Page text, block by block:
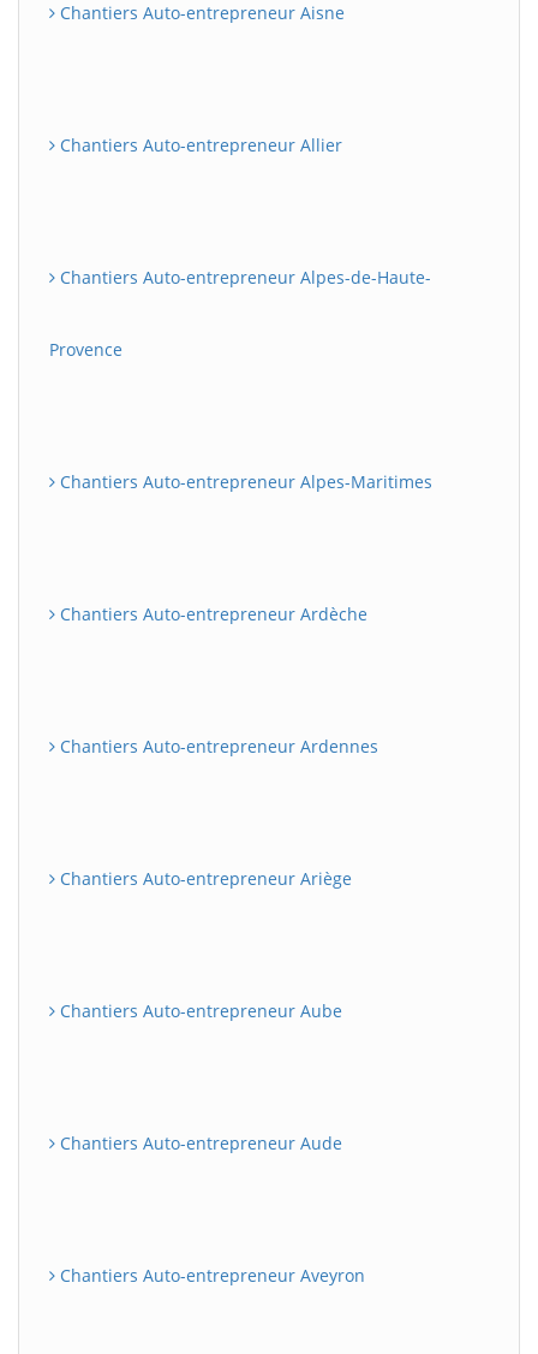
Chantiers Auto-entrepreneur Aisne
Chantiers Auto-entrepreneur Allier
Chantiers Auto-entrepreneur Alpes-de-Haute-
Provence
Chantiers Auto-entrepreneur Alpes-Maritimes
Chantiers Auto-entrepreneur Ardèche
Chantiers Auto-entrepreneur Ardennes
Chantiers Auto-entrepreneur Ariège
Chantiers Auto-entrepreneur Aube
Chantiers Auto-entrepreneur Aude
Chantiers Auto-entrepreneur Aveyron